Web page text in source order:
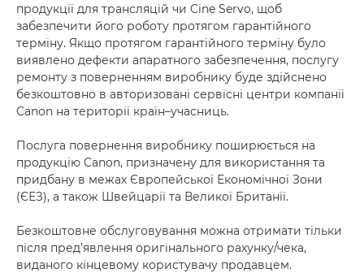
продукції для трансляцій чи Cine Servo, щоб
забезпечити його роботу протягом гарантійного
терміну. Якщо протягом гарантійного терміну було
виявлено дефекти апаратного забезпечення, послугу
ремонту з поверненням виробнику буде здійснено
безкоштовно в авторизовані сервісні центри компанії
Canon на території країн–учасниць.
Послуга повернення виробнику поширюється на
продукцію Canon, призначену для використання та
придбану в межах Європейської Економічної Зони
(ЄЕЗ), а також Швейцарії та Великої Британії.
Безкоштовне обслуговування можна отримати тільки
після пред’явлення оригінального рахунку/чека,
виданого кінцевому користувачу продавцем.